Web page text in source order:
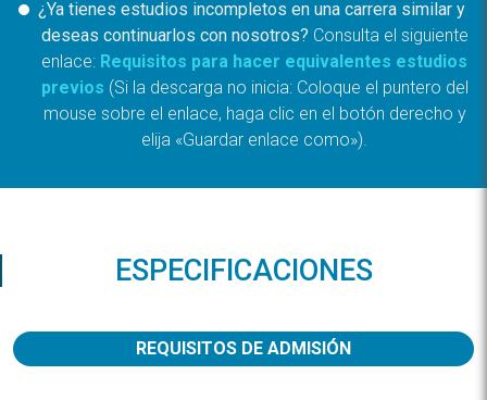
¿Ya tienes estudios incompletos en una carrera similar y
deseas continuarlos con nosotros? Consulta el siguiente
enlace: Requisitos para hacer equivalentes estudios
previos (Si la descarga no inicia: Coloque el puntero del
mouse sobre el enlace, haga clic en el botón derecho y
elija «Guardar enlace como»).
ESPECIFICACIONES
REQUISITOS DE ADMISIÓN